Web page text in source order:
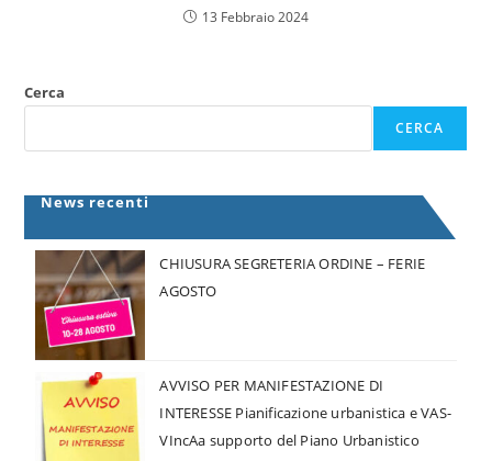
13 Febbraio 2024
Cerca
CERCA
News recenti
CHIUSURA SEGRETERIA ORDINE – FERIE
AGOSTO
AVVISO PER MANIFESTAZIONE DI
INTERESSE Pianificazione urbanistica e VAS-
VIncAa supporto del Piano Urbanistico